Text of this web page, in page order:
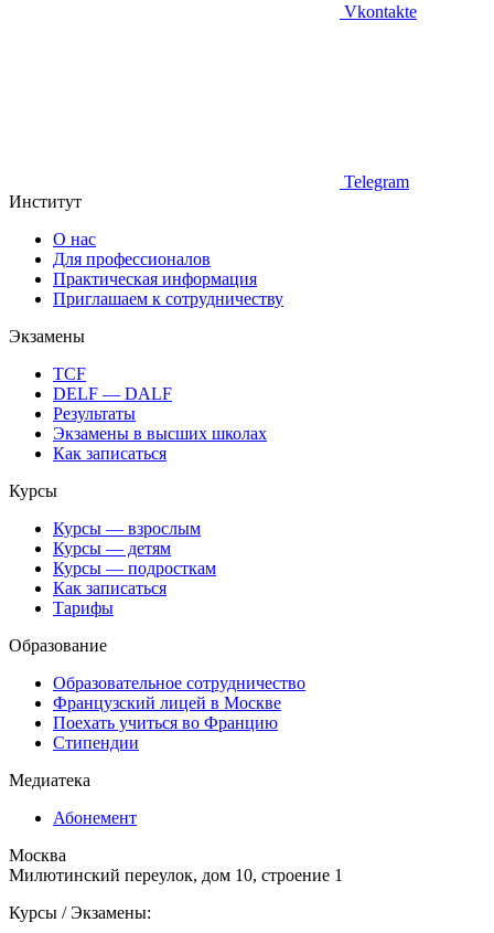
Vkontakte
Telegram
Институт
О нас
Для профессионалов
Практическая информация
Приглашаем к сотрудничеству
Экзамены
TCF
DELF — DALF
Результаты
Экзамены в высших школах
Как записаться
Курсы
Курсы — взрослым
Курсы — детям
Курсы — подросткам
Как записаться
Тарифы
Образование
Образовательное сотрудничество
Французский лицей в Москве
Поехать учиться во Францию
Стипендии
Медиатека
Абонемент
Москва
Милютинский переулок, дом 10, строение 1
Курсы / Экзамены: